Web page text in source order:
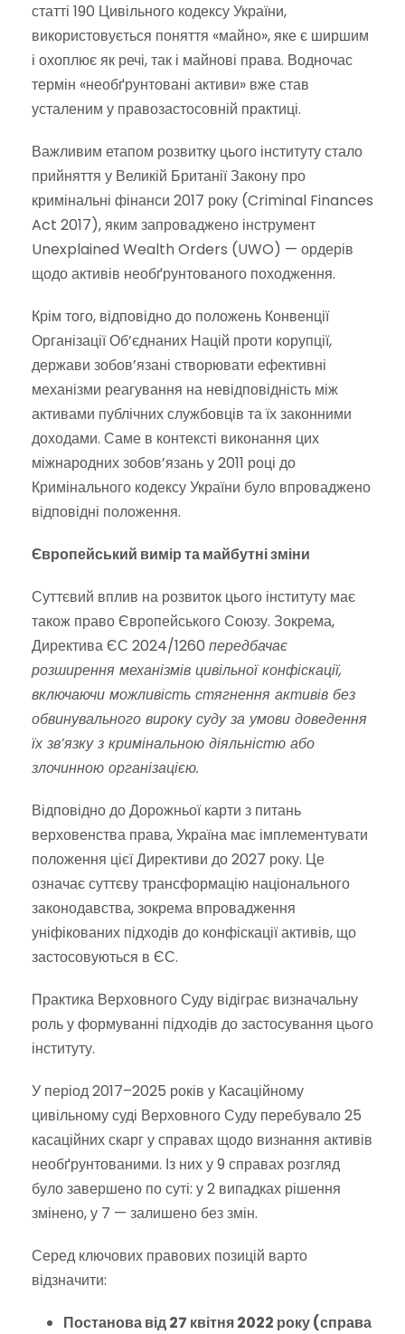
статті 190 Цивільного кодексу України,
використовується поняття «майно», яке є ширшим
і охоплює як речі, так і майнові права. Водночас
термін «необґрунтовані активи» вже став
усталеним у правозастосовній практиці.
Важливим етапом розвитку цього інституту стало
прийняття у Великій Британії Закону про
кримінальні фінанси 2017 року (Criminal Finances
Act 2017), яким запроваджено інструмент
Unexplained Wealth Orders (UWO) — ордерів
щодо активів необґрунтованого походження.
Крім того, відповідно до положень Конвенції
Організації Об’єднаних Націй проти корупції,
держави зобов’язані створювати ефективні
механізми реагування на невідповідність між
активами публічних службовців та їх законними
доходами. Саме в контексті виконання цих
міжнародних зобов’язань у 2011 році до
Кримінального кодексу України було впроваджено
відповідні положення.
Європейський вимір та майбутні зміни
Суттєвий вплив на розвиток цього інституту має
також право Європейського Союзу. Зокрема,
Директива ЄС 2024/1260 передбачає
розширення механізмів цивільної конфіскації,
включаючи можливість стягнення активів без
обвинувального вироку суду за умови доведення
їх зв’язку з кримінальною діяльністю або
злочинною організацією.
Відповідно до Дорожньої карти з питань
верховенства права, Україна має імплементувати
положення цієї Директиви до 2027 року. Це
означає суттєву трансформацію національного
законодавства, зокрема впровадження
уніфікованих підходів до конфіскації активів, що
застосовуються в ЄС.
Практика Верховного Суду відіграє визначальну
роль у формуванні підходів до застосування цього
інституту.
У період 2017–2025 років у Касаційному
цивільному суді Верховного Суду перебувало 25
касаційних скарг у справах щодо визнання активів
необґрунтованими. Із них у 9 справах розгляд
було завершено по суті: у 2 випадках рішення
змінено, у 7 — залишено без змін.
Серед ключових правових позицій варто
відзначити:
Постанова від 27 квітня 2022 року (справа